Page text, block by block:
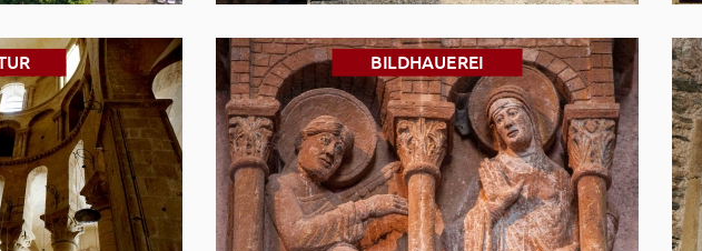
BILDHAUEREI